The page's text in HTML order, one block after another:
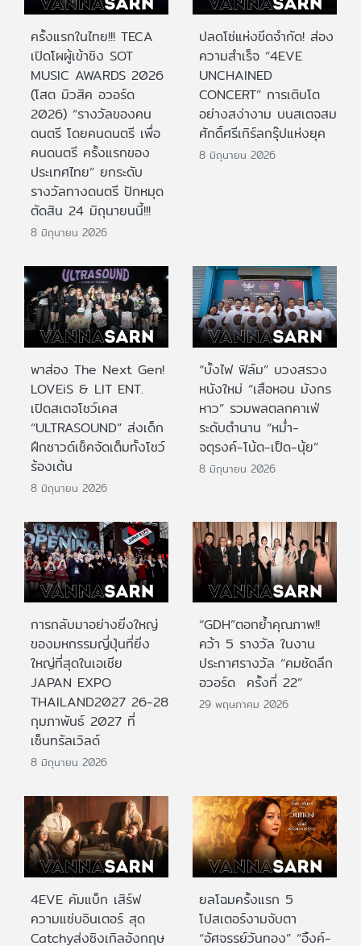
ครั้งแรกในไทย!!! TECA
เปิดโผผู้เข้าชิง SOT
MUSIC AWARDS 2026
(โสต มิวสิค อวอร์ด
2026) “รางวัลของคน
ดนตรี โดยคนดนตรี เพื่อ
คนดนตรี ครั้งแรกของ
ประเทศไทย” ยกระดับ
รางวัลทางดนตรี ปักหมุด
ตัดสิน 24 มิถุนายนนี้!!!
8 มิถุนายน 2026
ปลดโซ่แห่งขีดจำกัด! ส่อง
ความสำเร็จ “4EVE
UNCHAINED
CONCERT” การเติบโต
อย่างสง่างาม บนสเตจสม
ศักดิ์ศรีเกิร์ลกรุ๊ปแห่งยุค
8 มิถุนายน 2026
พาส่อง The Next Gen!
LOVEiS & LIT ENT.
เปิดสเตจโชว์เคส
“ULTRASOUND” ส่งเด็ก
ฝึกซาวด์เช็คจัดเต็มทั้งโชว์
ร้องเต้น
8 มิถุนายน 2026
“บั้งไฟ ฟิล์ม” บวงสรวง
หนังใหม่ “เสือหอน มังกร
หาว” รวมพลตลกคาเฟ่
ระดับตำนาน “หม่ำ-
จตุรงค์-โน้ต-เป็ด-นุ้ย”
8 มิถุนายน 2026
การกลับมาอย่างยิ่งใหญ่
ของมหกรรมญี่ปุ่นที่ยิ่ง
ใหญ่ที่สุดในเอเชีย
JAPAN EXPO
THAILAND2027 26-28
กุมภาพันธ์ 2027 ที่
เซ็นทรัลเวิลด์
8 มิถุนายน 2026
“GDH”ตอกย้ำคุณภาพ!!
คว้า 5 รางวัล ในงาน
ประกาศรางวัล “คมชัดลึก
อวอร์ด ครั้งที่ 22”
29 พฤษภาคม 2026
4EVE คัมแบ็ก เสิร์ฟ
ความแซ่บอินเตอร์ สุด
Catchyส่งซิงเกิลอังกฤษ
ยลโฉมครั้งแรก 5
โปสเตอร์งามจับตา
“อัศจรรย์วันทอง” “อิ้งค์-